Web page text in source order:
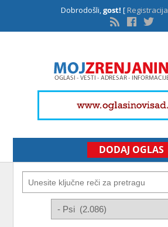
Dobrodošli,gost! [Registracija
DODAJ OGLAS